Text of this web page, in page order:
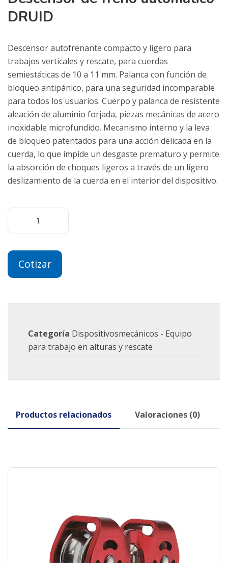
DRUID
Descensor autofrenante compacto y ligero para
trabajos verticales y rescate, para cuerdas
semiestáticas de 10 a 11 mm. Palanca con función de
bloqueo antipánico, para una seguridad incomparable
para todos los usuarios. Cuerpo y palanca de resistente
aleación de aluminio forjada, piezas mecánicas de acero
inoxidable microfundido. Mecanismo interno y la leva
de bloqueo patentados para una acción delicada en la
cuerda, lo que impide un desgaste prematuro y permite
la absorción de choques ligeros a través de un ligero
deslizamiento de la cuerda en el interior del dispositivo.
Cotizar
Categoría Dispositivosmecánicos - Equipo
para trabajo en alturas y rescate
Productos relacionados Valoraciones (0)